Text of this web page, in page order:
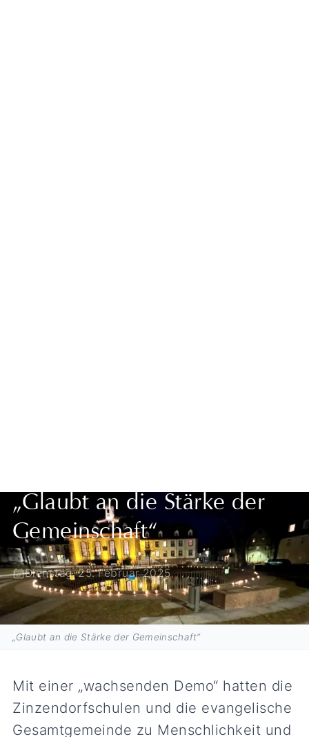
„Glaubt an die Stärke der
Gemeinschaft“
Dienstag, 25. Februar 2025
„Glaubt an die Stärke der Gemeinschaft“
Mit einer „wachsenden Demo“ hatten die
Zinzendorfschulen und die evangelische
Gesamtgemeinde zu Menschlichkeit und